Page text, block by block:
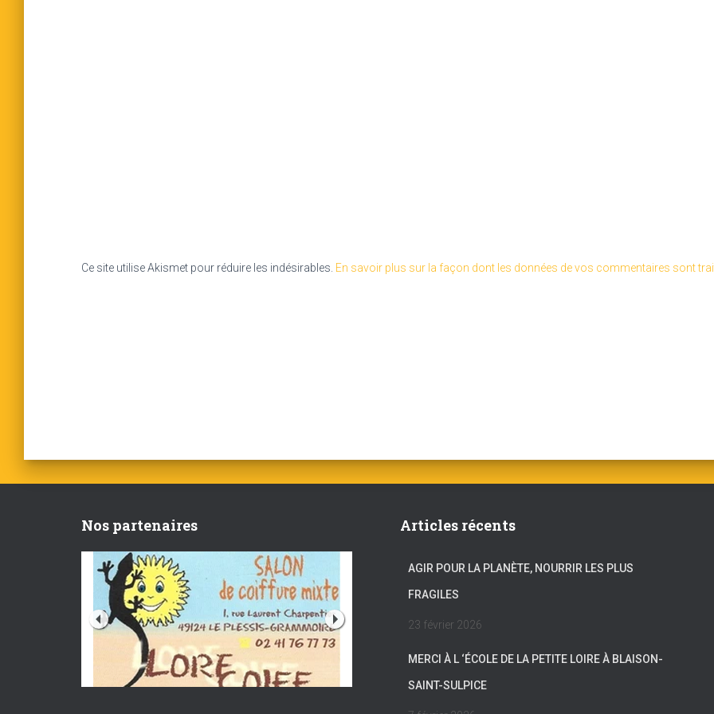
Ce site utilise Akismet pour réduire les indésirables. En savoir plus sur la façon dont les données de vos commentaires sont
Nos partenaires Articles récents
AGIR POUR LA PLANÈTE, NOURRIR LES PLUS
FRAGILES
23 février 2026
MERCI À L ‘ÉCOLE DE LA PETITE LOIRE À BLAISON-
SAINT-SULPICE